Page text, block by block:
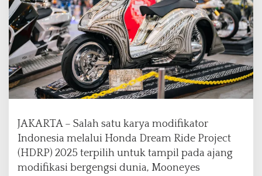
n
t
a
r
M
o
d
i
f
k
o
r
JAKARTA – Salah satu karya modifikator
Indonesia melalui Honda Dream Ride Project
(HDRP) 2025 terpilih untuk tampil pada ajang
modifikasi bergengsi dunia, Mooneyes